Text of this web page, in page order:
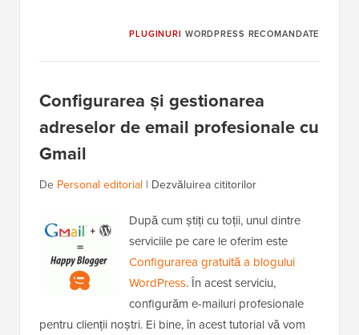
PLUGINURI WORDPRESS RECOMANDATE
Configurarea și gestionarea
adreselor de email profesionale cu
Gmail
De Personal editorial | Dezvăluirea cititorilor
După cum știți cu toții, unul dintre
serviciile pe care le oferim este
Configurarea gratuită a blogului
WordPress. În acest serviciu,
configurăm e-mailuri profesionale
pentru clienții noștri. Ei bine, în acest tutorial vă vom